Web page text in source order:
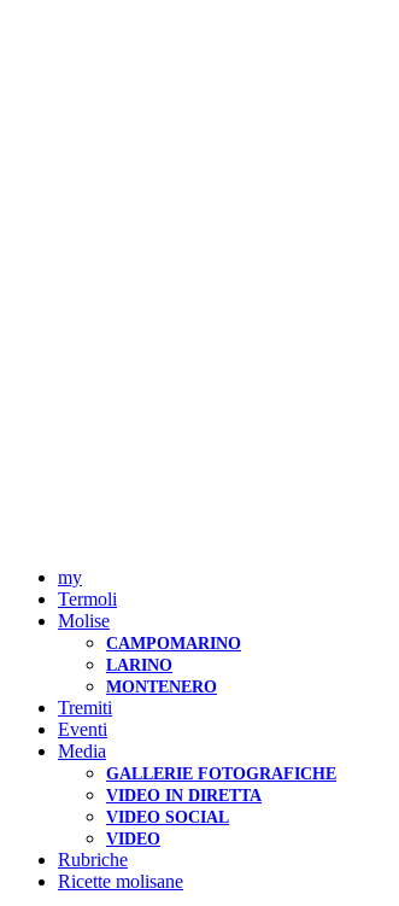
my
Termoli
Molise
CAMPOMARINO
LARINO
MONTENERO
Tremiti
Eventi
Media
GALLERIE FOTOGRAFICHE
VIDEO IN DIRETTA
VIDEO SOCIAL
VIDEO
Rubriche
Ricette molisane